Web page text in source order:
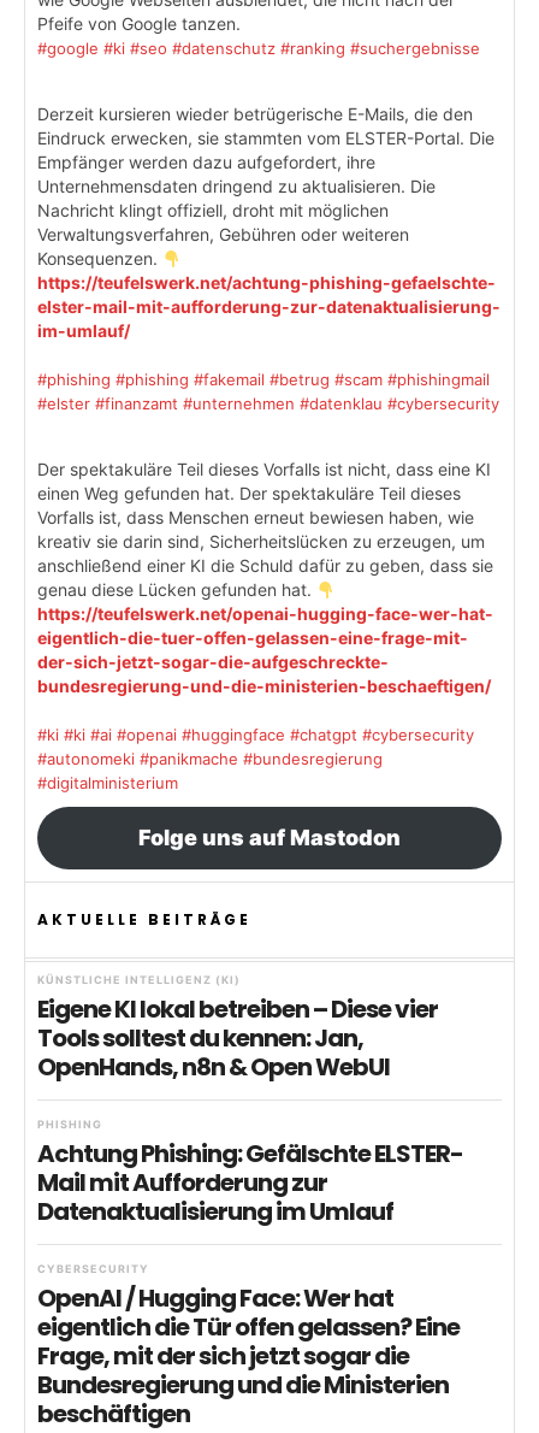
Pfeife von Google tanzen.
#google #ki #seo #datenschutz #ranking #suchergebnisse
Derzeit kursieren wieder betrügerische E-Mails, die den
Eindruck erwecken, sie stammten vom ELSTER-Portal. Die
Empfänger werden dazu aufgefordert, ihre
Unternehmensdaten dringend zu aktualisieren. Die
Nachricht klingt offiziell, droht mit möglichen
Verwaltungsverfahren, Gebühren oder weiteren
Konsequenzen.
https://teufelswerk.net/achtung-phishing-gefaelschte-
elster-mail-mit-aufforderung-zur-datenaktualisierung-
im-umlauf/
#phishing #phishing #fakemail #betrug #scam #phishingmail
#elster #finanzamt #unternehmen #datenklau #cybersecurity
Der spektakuläre Teil dieses Vorfalls ist nicht, dass eine KI
einen Weg gefunden hat. Der spektakuläre Teil dieses
Vorfalls ist, dass Menschen erneut bewiesen haben, wie
kreativ sie darin sind, Sicherheitslücken zu erzeugen, um
anschließend einer KI die Schuld dafür zu geben, dass sie
genau diese Lücken gefunden hat.
https://teufelswerk.net/openai-hugging-face-wer-hat-
eigentlich-die-tuer-offen-gelassen-eine-frage-mit-
der-sich-jetzt-sogar-die-aufgeschreckte-
bundesregierung-und-die-ministerien-beschaeftigen/
#ki #ki #ai #openai #huggingface #chatgpt #cybersecurity
#autonomeki #panikmache #bundesregierung
#digitalministerium
Folge uns auf Mastodon
AKTUELLE BEITRÄGE
KÜNSTLICHE INTELLIGENZ (KI)
Eigene KI lokal betreiben – Diese vier
Tools solltest du kennen: Jan,
OpenHands, n8n & Open WebUI
PHISHING
Achtung Phishing: Gefälschte ELSTER-
Mail mit Aufforderung zur
Datenaktualisierung im Umlauf
CYBERSECURITY
OpenAI / Hugging Face: Wer hat
eigentlich die Tür offen gelassen? Eine
Frage, mit der sich jetzt sogar die
Bundesregierung und die Ministerien
beschäftigen